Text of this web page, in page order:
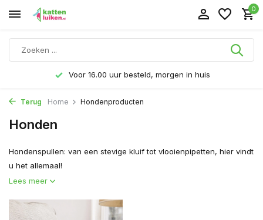
0
Voor 16.00 uur besteld, morgen in huis
Terug Home Hondenproducten
Honden
Hondenspullen: van een stevige kluif tot vlooienpipetten, hier vindt
u het allemaal!
Lees meer